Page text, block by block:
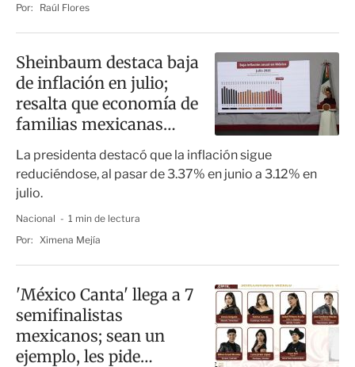
Por:
Raúl Flores
Sheinbaum destaca baja
de inflación en julio;
resalta que economía de
familias mexicanas
La presidenta destacó que la inflación sigue
reduciéndose, al pasar de 3.37% en junio a 3.12% en
julio.
Nacional
1 min de lectura
Por: Ximena Mejía
'México Canta' llega a 7
semifinalistas
mexicanos; sean un
ejemplo, les pide